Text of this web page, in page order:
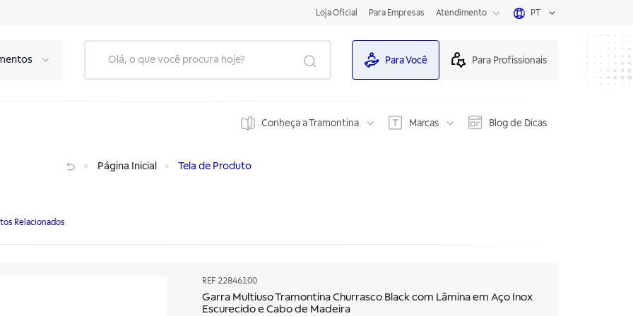
Loja Oficial Para Empresas Atendimento PT
Para Você Para Profissionais
Conheça a Tramontina Marcas Blog de Dicas
Página Inicial Tela de Produto
Relacionados
REF 22846100
Garra Multiuso Tramontina Churrasco Black com Lâmina em Aço Inox
Escurecido e Cabo de Madeira